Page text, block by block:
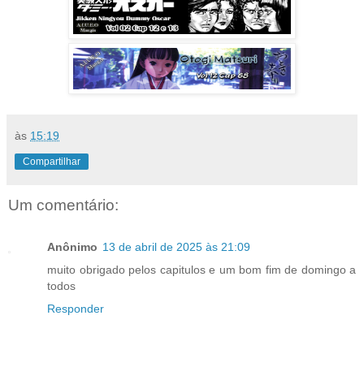
às 15:19
Compartilhar
Um comentário:
Anônimo 13 de abril de 2025 às 21:09
muito obrigado pelos capitulos e um bom fim de domingo a
todos
Responder